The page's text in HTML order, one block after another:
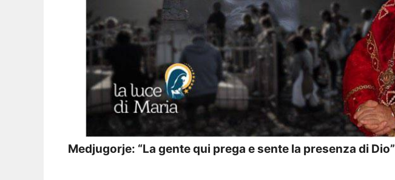
Medjugorje: “La gente qui prega e sente la presenza di Dio”